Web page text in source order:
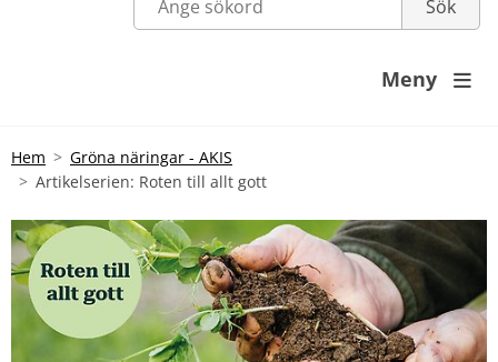
Meny 
Hem
Gröna näringar - AKIS
Artikelserien: Roten till allt gott